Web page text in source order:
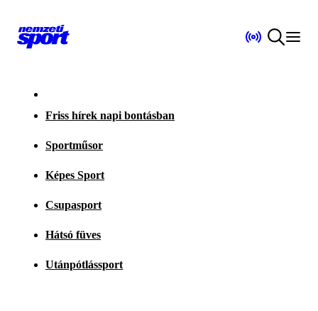
Friss hírek napi bontásban
Sportműsor
Képes Sport
Csupasport
Hátsó füves
Utánpótlássport